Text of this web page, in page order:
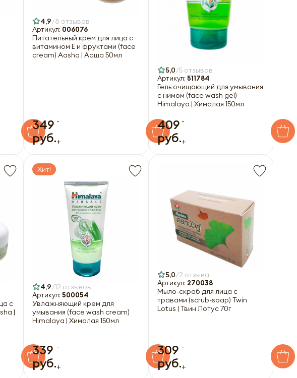
4,9 8 отзывов
Артикул: 006076
Питательный крем для лица с
витамином Е и фруктами (face
cream) Aasha | Ааша 50мл
349
руб.
-
+
5,0 5 отзывов
Артикул: 511784
Гель очищающий для умывания
с нимом (face wash gel)
Himalaya | Хималая 150мл
409
руб.
-
+
с
|
Хит!
4,9 12 отзывов
Артикул: 500054
Увлажняющий крем для
умывания (face wash cream)
Himalaya | Хималая 150мл
339
руб.
-
+
5,0 2 отзыва
Артикул: 270038
Мыло-скраб для лица с
травами (scrub-soap) Twin
Lotus | Твин Лотус 70г
309
руб.
-
+